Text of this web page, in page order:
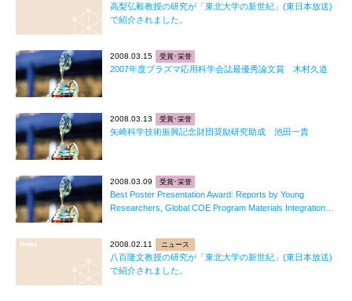
高梨弘毅教授の研究が「東北大学の新世紀」(東日本放送)
で紹介されました。
2008.03.15 受賞･栄誉
2007年度プラズマ応用科学会誌最優秀論文賞 木村久道
2008.03.13 受賞･栄誉
矢崎科学技術振興記念財団奨励研究助成 池田一貴
2008.03.09 受賞･栄誉
Best Poster Presentation Award: Reports by Young
Researchers, Global COE Program Materials Integration…
2008.02.11 ニュース
八百隆文教授の研究が「東北大学の新世紀」(東日本放送)
で紹介されました。